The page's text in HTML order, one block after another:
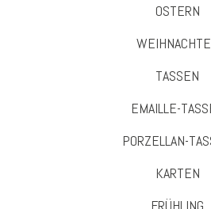
OSTERN
TASSEN
EMAILLE-
PORZELLAN-
KARTEN
FRÜHLING